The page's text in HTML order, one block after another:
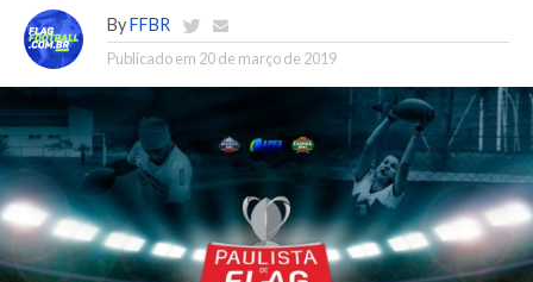
By FFBR
Publicado em 20 de março de 2019